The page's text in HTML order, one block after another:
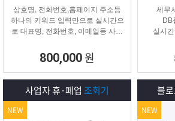
상호명, 전화번호,홈페이지 주소등
하나의 키워드 입력만으로 실시간으
로 대표명, 전화번호, 이메일등 사업
800,000 원
세무
DB
실시
사업자 휴·폐업 조회기
NEW
블
NEW